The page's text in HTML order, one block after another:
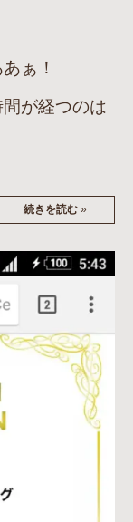
ぁ！
が経つのは
続きを読む »